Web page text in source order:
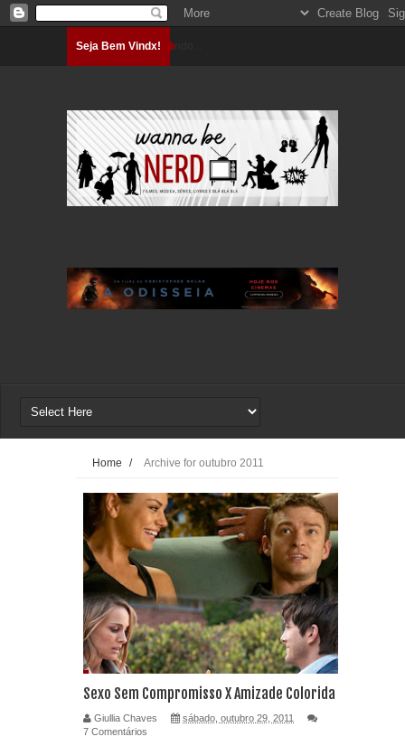
Seja Bem Vindx!Carregando...
Home / Archive for outubro 2011
Sexo Sem Compromisso X Amizade Colorida
Giullia Chaves
sábado, outubro 29, 2011
7 Comentários